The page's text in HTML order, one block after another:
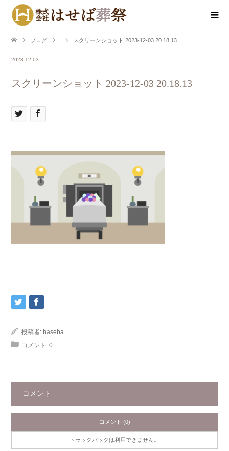
ブログ スクリーンショット 2023-12-03 20.18.13
2023.12.03
スクリーンショット 2023-12-03 20.18.13
投稿者: haseba
コメント: 0
コメント
コメント (0)
トラックバックは利用できません。